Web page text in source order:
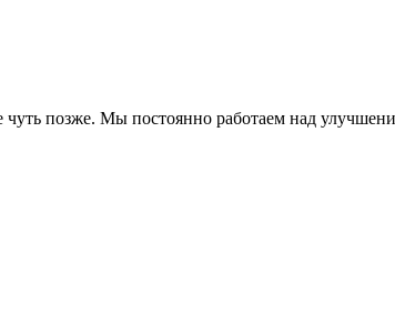
чуть позже. Мы постоянно работаем над